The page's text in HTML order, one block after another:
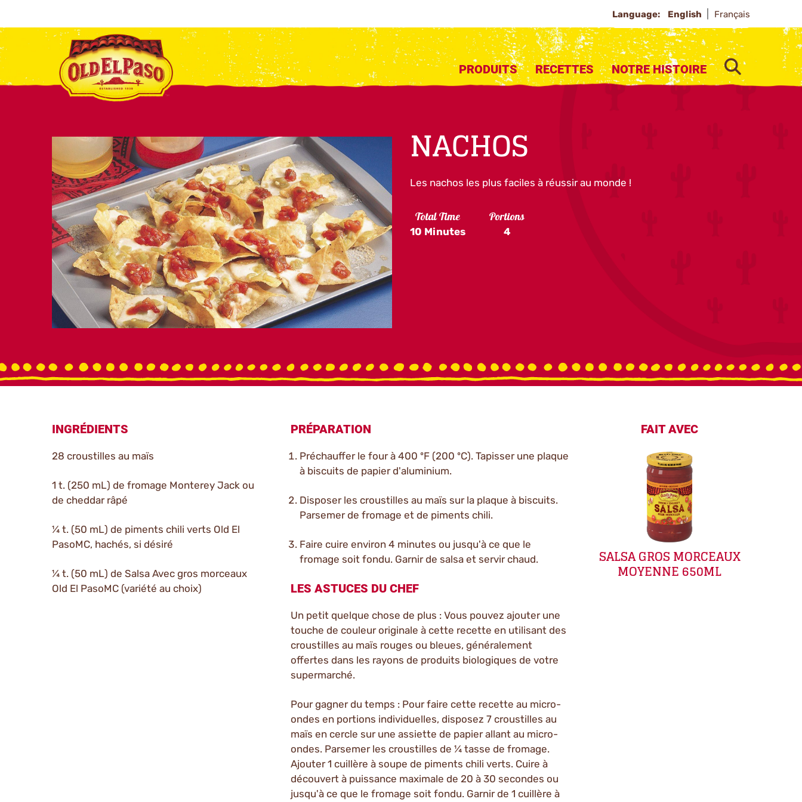
Language: English Français
PRODUITS RECETTES NOTRE HISTOIRE SEARCH
NACHOS
Les nachos les plus faciles à réussir au monde !
Total Time
10 Minutes
Portions
4
INGRÉDIENTS
28 croustilles au maïs
1 t. (250 mL) de fromage Monterey Jack ou
de cheddar râpé
¼ t. (50 mL) de piments chili verts Old El
PasoMC, hachés, si désiré
¼ t. (50 mL) de Salsa Avec gros morceaux
Old El PasoMC (variété au choix)
PRÉPARATION
Préchauffer le four à 400 ºF (200 ºC). Tapisser une plaque
à biscuits de papier d'aluminium.
Disposer les croustilles au maïs sur la plaque à biscuits.
Parsemer de fromage et de piments chili.
Faire cuire environ 4 minutes ou jusqu'à ce que le
fromage soit fondu. Garnir de salsa et servir chaud.
LES ASTUCES DU CHEF
Un petit quelque chose de plus : Vous pouvez ajouter une
touche de couleur originale à cette recette en utilisant des
croustilles au maïs rouges ou bleues, généralement
offertes dans les rayons de produits biologiques de votre
supermarché.
Pour gagner du temps : Pour faire cette recette au micro-
ondes en portions individuelles, disposez 7 croustilles au
maïs en cercle sur une assiette de papier allant au micro-
ondes. Parsemer les croustilles de ¼ tasse de fromage.
Ajouter 1 cuillère à soupe de piments chili verts. Cuire à
découvert à puissance maximale de 20 à 30 secondes ou
jusqu'à ce que le fromage soit fondu. Garnir de 1 cuillère à
FAIT AVEC
SALSA GROS MORCEAUX
MOYENNE 650ML